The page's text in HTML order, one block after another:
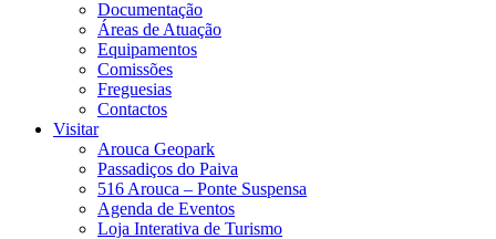
Documentação
Áreas de Atuação
Equipamentos
Comissões
Freguesias
Contactos
Visitar
Arouca Geopark
Passadiços do Paiva
516 Arouca – Ponte Suspensa
Agenda de Eventos
Loja Interativa de Turismo